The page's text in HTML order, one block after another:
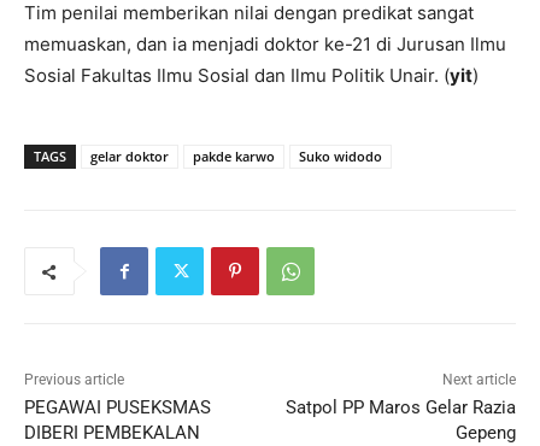
Tim penilai memberikan nilai dengan predikat sangat
memuaskan, dan ia menjadi doktor ke-21 di Jurusan Ilmu
Sosial Fakultas Ilmu Sosial dan Ilmu Politik Unair. (yit)
TAGS gelar doktor pakde karwo Suko widodo
Previous article
PEGAWAI PUSEKSMAS
DIBERI PEMBEKALAN
Next article
Satpol PP Maros Gelar Razia
Gepeng